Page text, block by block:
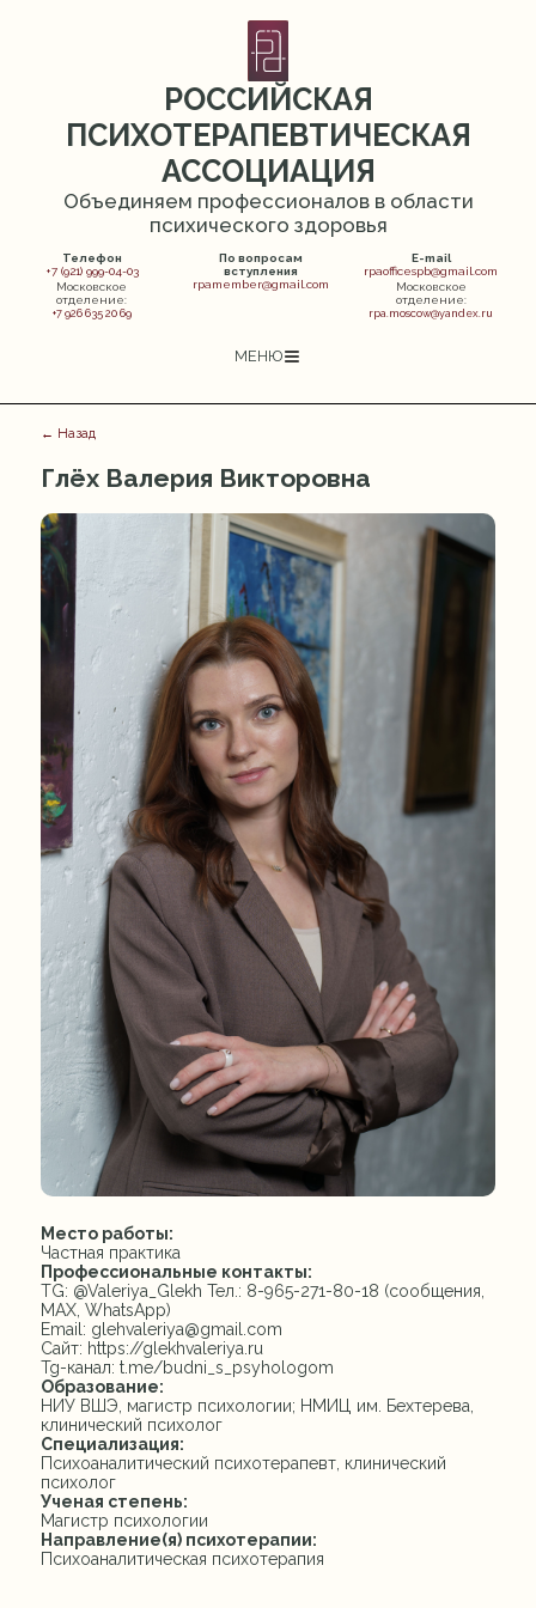
РОССИЙСКАЯ
ПСИХОТЕРАПЕВТИЧЕСКАЯ
АССОЦИАЦИЯ
Объединяем профессионалов в области
психического здоровья
Телефон
+7 (921) 999-04-03
Московское
отделение:
+7 926 635 20 69
По вопросам
вступления
rpamember@gmail.com
E-mail
rpaofficespb@gmail.com
Московское
отделение:
rpa.moscow@yandex.ru
МЕНЮ
← Назад
Глёх Валерия Викторовна
Место работы:
Частная практика
Профессиональные контакты:
TG: @Valeriya_Glekh Тел.: 8-965-271-80-18 (сообщения,
МАХ, WhatsApp)
Email: glehvaleriya@gmail.com
Сайт: https://glekhvaleriya.ru
Tg-канал: t.me/budni_s_psyhologom
Образование:
НИУ ВШЭ, магистр психологии; НМИЦ им. Бехтерева,
клинический психолог
Специализация:
Психоаналитический психотерапевт, клинический
психолог
Ученая степень:
Магистр психологии
Направление(я) психотерапии:
Психоаналитическая психотерапия